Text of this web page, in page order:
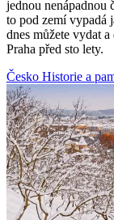
jednou nenápadnou
to pod zemí vypadá
dnes můžete vydat
Praha před sto lety.
Česko Historie a